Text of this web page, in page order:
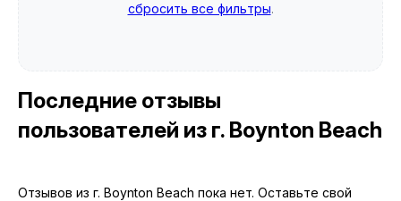
сбросить все фильтры.
Последние отзывы
пользователей из г. Boynton Beach
Отзывов из г. Boynton Beach пока нет. Оставьте свой